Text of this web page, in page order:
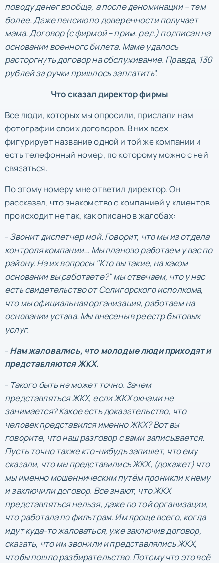
поводу денег вообще, а после деноминации – тем
более. Даже пенсию по доверенности получает
мама. Договор (с фирмой – прим. ред.) подписан на
основании военного билета. Маме удалось
расторгнуть договор на обслуживание. Правда, 130
рублей за ручки пришлось заплатить".
Что сказал директор фирмы
Все люди, которых мы опросили, прислали нам
фотографии своих договоров. В них всех
фигурирует название одной и той же компании и
есть телефонный номер, по которому можно с ней
связаться.
По этому номеру мне ответил директор. Он
рассказал, что знакомство с компанией у клиентов
происходит не так, как описано в жалобах:
- Звонит диспетчер мой. Говорит, что мы из отдела
контроля компании... Мы планово работаем у вас по
району. На их вопросы "Кто вы такие, на каком
основании вы работаете?" мы отвечаем, что у нас
есть свидетельство от Солигорского исполкома,
что мы официальная организация, работаем на
основании устава. Мы внесены в реестр бытовых
услуг.
- Нам жаловались, что молодые люди приходят и
представляются ЖКХ.
- Такого быть не может точно. Зачем
представляться ЖКХ, если ЖКХ окнами не
занимается? Какое есть доказательство, что
человек представился именно ЖКХ? Вот вы
говорите, что наш разговор с вами записывается.
Пусть точно также кто-нибудь запишет, что ему
сказали, что мы представились ЖКХ, (докажет) что
мы именно мошенническим путём проникли к нему
и заключили договор. Все знают, что ЖКХ
представляться нельзя, даже по той организации,
что работала по фильтрам. Им проще всего, когда
идут куда-то жаловаться, уже заключив договор,
сказать, что им звонили и представлялись ЖКХ,
чтобы пошло разбирательство. Потому что это всё